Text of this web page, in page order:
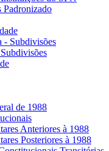
- Subdivisões
de 1988
Anteriores à 1988
Posteriores à 1988